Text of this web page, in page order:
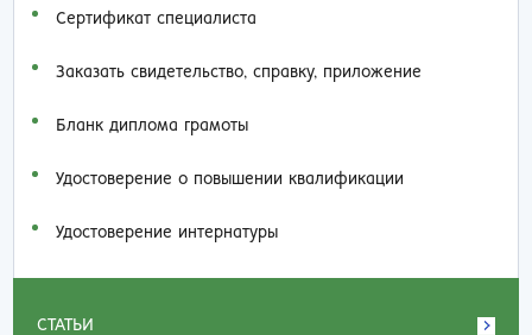
Сертификат специалиста
Заказать cвидетельство, справку, приложение
Бланк диплома грамоты
Удостоверение о повышении квалификации
Удостоверение интернатуры
СТАТЬИ